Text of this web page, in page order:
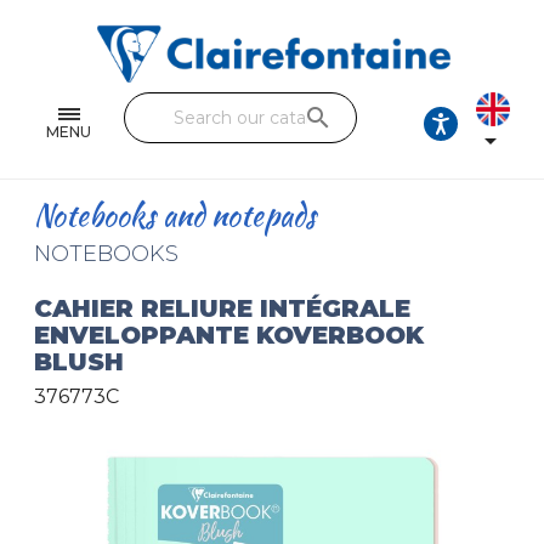
MENU
Single and double sheets
Fine arts
Handicraft
Pencil cases & Leather goods
FIND OUR COLLECTIONS
All the collections
search

Notebooks and notepads
NOTEBOOKS
CAHIER RELIURE INTÉGRALE
ENVELOPPANTE KOVERBOOK
BLUSH
376773C